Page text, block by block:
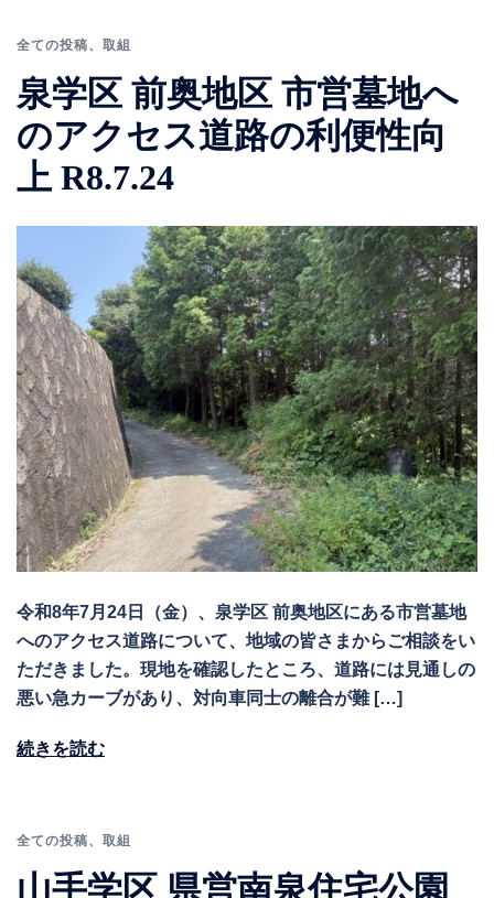
全ての投稿、 取組
泉学区 前奥地区 市営墓地へ
のアクセス道路の利便性向
上 R8.7.24
令和8年7月24日（金）、泉学区 前奥地区にある市営墓地
へのアクセス道路について、地域の皆さまからご相談をい
ただきました。現地を確認したところ、道路には見通しの
悪い急カーブがあり、対向車同士の離合が難 […]
続きを読む
全ての投稿、 取組
山手学区 県営南泉住宅公園